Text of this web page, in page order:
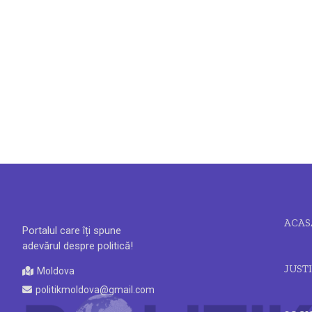
Portalul care îți spune
adevărul despre politică!
Moldova
politikmoldova@gmail.com